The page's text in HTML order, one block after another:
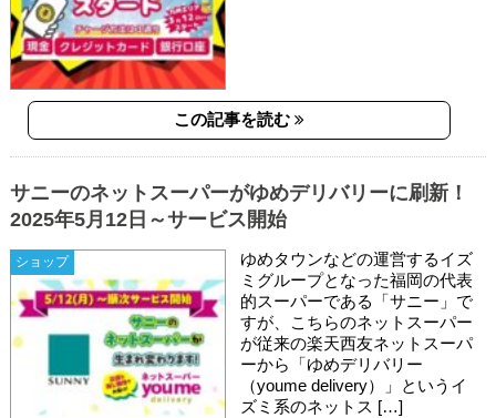
この記事を読む
ショップ
サニーのネットスーパーがゆめデリバリーに刷新！
2025年5月12日～サービス開始
ゆめタウンなどの運営するイズ
ミグループとなった福岡の代表
的スーパーである「サニー」で
すが、こちらのネットスーパー
が従来の楽天西友ネットスーパ
ーから「ゆめデリバリー
（youme delivery）」というイ
ズミ系のネットス […]